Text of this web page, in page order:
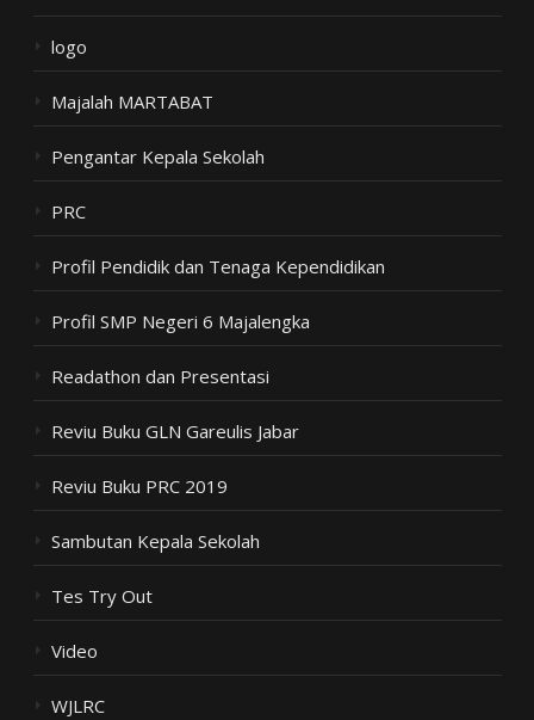
logo
Majalah MARTABAT
Pengantar Kepala Sekolah
PRC
Profil Pendidik dan Tenaga Kependidikan
Profil SMP Negeri 6 Majalengka
Readathon dan Presentasi
Reviu Buku GLN Gareulis Jabar
Reviu Buku PRC 2019
Sambutan Kepala Sekolah
Tes Try Out
Video
WJLRC